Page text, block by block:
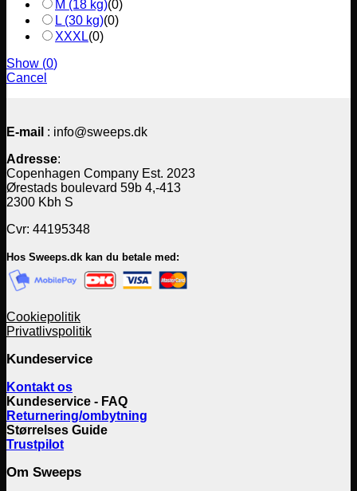
M (18 kg)(0)
L (30 kg)(0)
XXXL(0)
Show (0)
Cancel
E-mail : info@sweeps.dk
Adresse:
Copenhagen Company Est. 2023
Ørestads boulevard 59b 4,-413
2300 Kbh S
Cvr: 44195348
Hos Sweeps.dk kan du betale med:
Cookiepolitik
Privatlivspolitik
Kundeservice
Kontakt os
Kundeservice - FAQ
Returnering/ombytning
Størrelses Guide
Trustpilot
Om Sweeps